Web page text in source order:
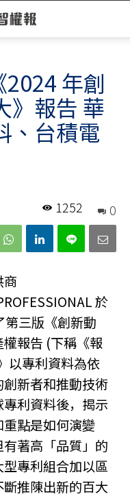
年創
》報告 華
、台積電
0
1252
商
於
第三版《創新動
報告 (下稱《報
以專利資料為依
新者和推動技術
利資料後，揭示
點是如何演變
著高「品質」的
專利組合加以區
推陳出新的百大